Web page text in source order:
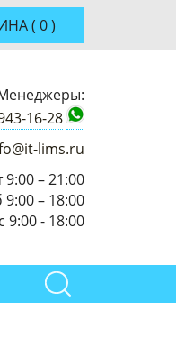
( 0)
16-28
lims.ru
9:00 – 21:00
9:00 – 18:00
9:00 - 18:00